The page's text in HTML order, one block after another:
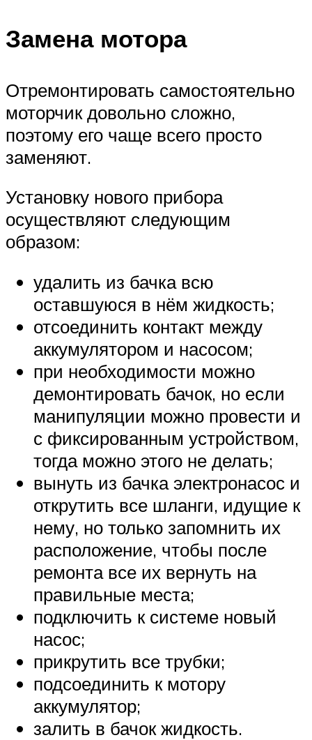
Замена мотора
Отремонтировать самостоятельно
моторчик довольно сложно,
поэтому его чаще всего просто
заменяют.
Установку нового прибора
осуществляют следующим
образом:
удалить из бачка всю
оставшуюся в нём жидкость;
отсоединить контакт между
аккумулятором и насосом;
при необходимости можно
демонтировать бачок, но если
манипуляции можно провести и
с фиксированным устройством,
тогда можно этого не делать;
вынуть из бачка электронасос и
открутить все шланги, идущие к
нему, но только запомнить их
расположение, чтобы после
ремонта все их вернуть на
правильные места;
подключить к системе новый
насос;
прикрутить все трубки;
подсоединить к мотору
аккумулятор;
залить в бачок жидкость.